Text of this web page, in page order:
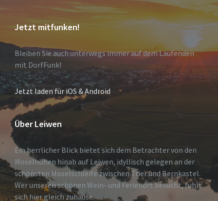
Jetzt mitfunken!
Bleiben Sie auch unterwegs immer auf dem Laufenden
mit DorfFunk!
Jetzt laden für iOS & Android
Über Leiwen
Ein herrlicher Blick bietet sich dem Betrachter von den
Moselhöhen hinab auf Leiwen, idyllisch gelegen an der
schönsten Moselschleife zwischen Trier und Bernkastel.
Wer unseren schönen Wein- und Ferienort besucht, fühlt
sich hier gleich zuhause.